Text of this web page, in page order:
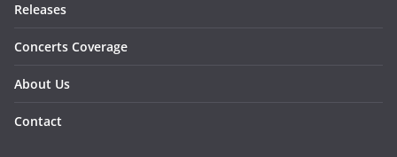
Releases
Concerts Coverage
About Us
Contact